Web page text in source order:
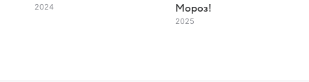
2024
Мороз!
2025